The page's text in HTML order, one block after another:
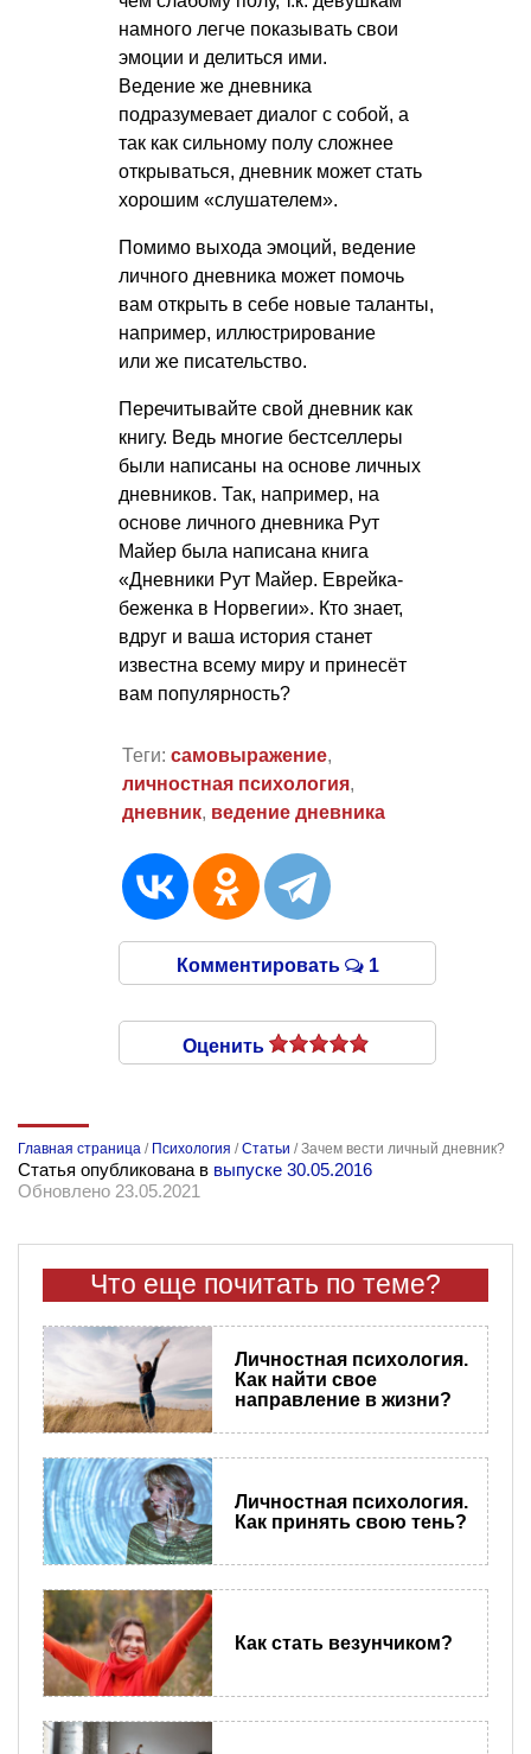
намного легче показывать свои
эмоции и делиться ими.
Ведение же дневника
подразумевает диалог с собой, а
так как сильному полу сложнее
открываться, дневник может стать
хорошим «слушателем».
Помимо выхода эмоций, ведение
личного дневника может помочь
вам открыть в себе новые таланты,
например, иллюстрирование
или же писательство.
Перечитывайте свой дневник как
книгу. Ведь многие бестселлеры
были написаны на основе личных
дневников. Так, например, на
основе личного дневника Рут
Майер была написана книга
«Дневники Рут Майер. Еврейка-
беженка в Норвегии». Кто знает,
вдруг и ваша история станет
известна всему миру и принесёт
вам популярность?
Теги: самовыражение,
личностная психология,
дневник, ведение дневника
Комментировать 1
Оценить
Главная страница / Психология /Статьи /Зачем вести личный дневник?
Статья опубликована в выпуске 30.05.2016
Обновлено 23.05.2021
Что еще почитать по теме?
Личностная психология.
Как найти свое
направление в жизни?
Личностная психология.
Как принять свою тень?
Как стать везунчиком?